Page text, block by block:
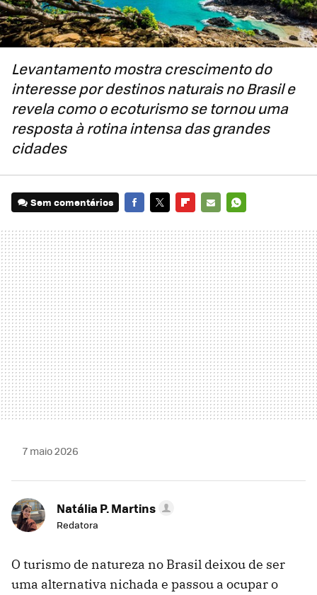
Levantamento mostra crescimento do
interesse por destinos naturais no Brasil e
revela como o ecoturismo se tornou uma
resposta à rotina intensa das grandes
cidades
Sem comentários
MAIL
7 maio 2026
Natália P. Martins
Redatora
O turismo de natureza no Brasil deixou de ser
uma alternativa nichada e passou a ocupar o